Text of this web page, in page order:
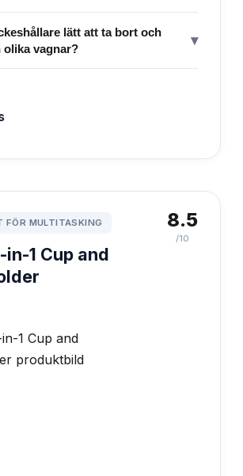
lätt att ta bort och
olika vagnar?
▾
FÖR MULTITASKING
in-1 Cup and
8.5
/10